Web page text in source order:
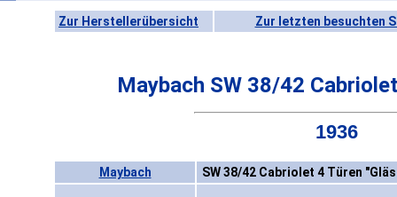
Zur Herstellerübersicht Zur letzten besuchten
Maybach SW 38/42
1936
Maybach SW 38/42 Cabriolet 4 Türen